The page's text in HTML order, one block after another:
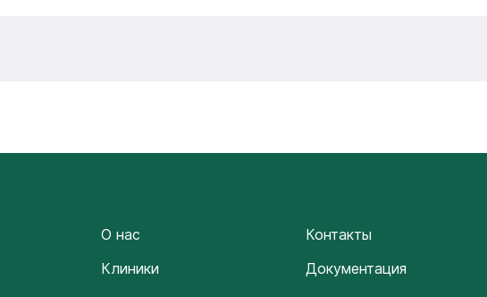
О нас
Клиники
Контакты
Документация